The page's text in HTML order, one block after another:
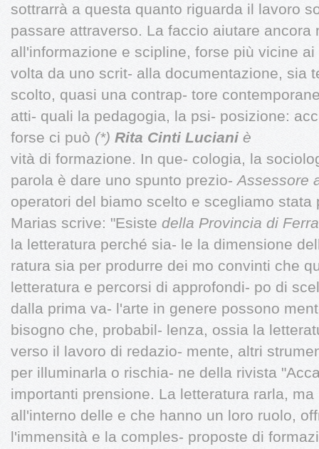
sottrarrà a questa quanto riguarda il lavoro
passare attraverso. La faccio aiutare
all'informazione e scipline, forse più vicine
volta da uno scrit- alla documentazione, sia
scolto, quasi una contrap- tore
atti- quali la pedagogia, la psi- posizione:
forse ci può (*) Rita Cinti Luciani è
vità di formazione. In que- cologia, la
parola è dare uno spunto prezio- Assessore
operatori del biamo scelto e scegliamo stata
Marias scrive: "Esiste della Provincia di
la letteratura perché sia- le la dimensione
ratura sia per produrre dei mo convinti che
letteratura e percorsi di approfondi- po di
dalla prima va- l'arte in genere possono
bisogno che, probabil- lenza, ossia la
verso il lavoro di redazio- mente, altri
per illuminarla o rischia- ne della rivista
importanti prensione. La letteratura rarla,
all'interno delle e che hanno un loro ruolo,
l'immensità e la comples- proposte di